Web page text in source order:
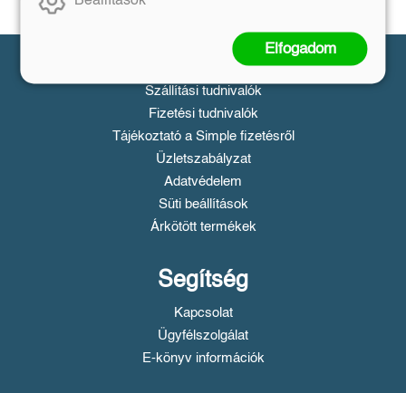
Tovább
Vásárlás
Szállítási tudnivalók
Fizetési tudnivalók
Tájékoztató a Simple fizetésről
Üzletszabályzat
Adatvédelem
Süti beállítások
Árkötött termékek
Segítség
Kapcsolat
Ügyfélszolgálat
E-könyv információk
Elfogadom